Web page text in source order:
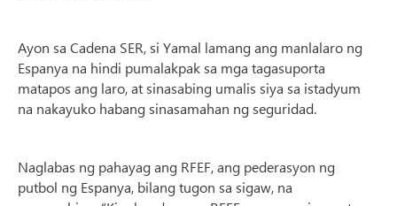
Ayon sa Cadena SER, si Yamal lamang ang manlalaro ng
Espanya na hindi pumalakpak sa mga tagasuporta
matapos ang laro, at sinasabing umalis siya sa istadyum
na nakayuko habang sinasamahan ng seguridad.
Naglabas ng pahayag ang RFEF, ang pederasyon ng
putbol ng Espanya, bilang tugon sa sigaw, na